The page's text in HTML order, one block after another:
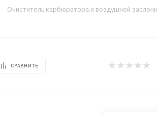
Очиститель карбюратора и воздушной
СРАВНИТЬ